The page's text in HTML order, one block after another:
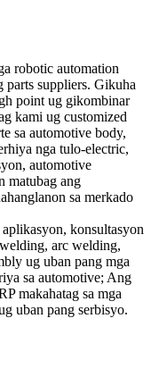
robotic automation
parts suppliers. Gikuha
point ug gikombinar
kami ug customized
sa automotive body,
nga tulo-electric,
automotive
matubag ang
sa merkado
konsultasyon
arc welding,
ug uban pang mga
sa automotive; Ang
makahatag sa mga
uban pang serbisyo.